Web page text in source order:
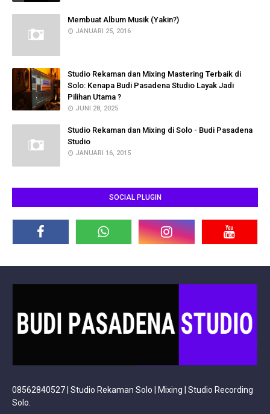
Membuat Album Musik (Yakin?)
JANUARI 25, 2016
Studio Rekaman dan Mixing Mastering Terbaik di
Solo: Kenapa Budi Pasadena Studio Layak Jadi
Pilihan Utama ?
JUNI 28, 2025
Studio Rekaman dan Mixing di Solo - Budi Pasadena
Studio
JANUARI 16, 2015
SOCIAL PLUGIN
08562840527 | Studio Rekaman Solo | Mixing | Studio Recording
Solo.